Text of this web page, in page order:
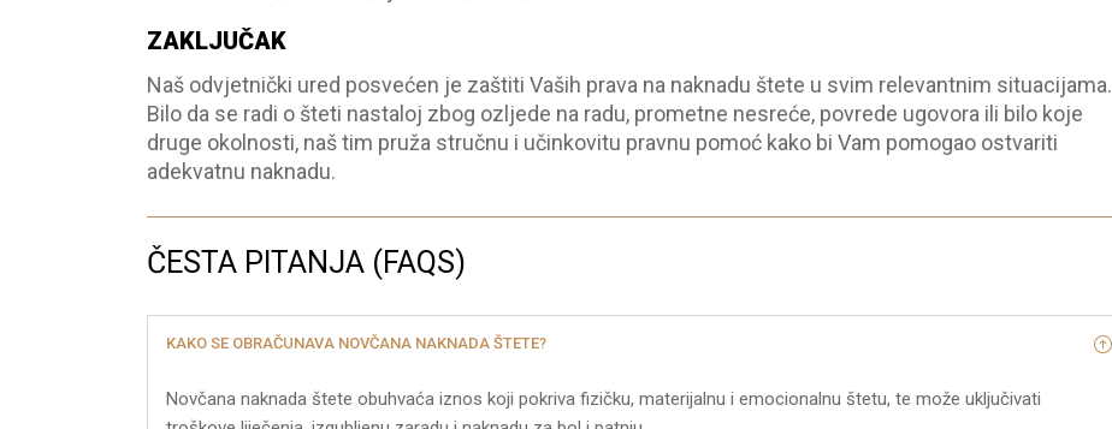
ZAKLJUČAK
Naš odvjetnički ured posvećen je zaštiti Vaših prava na naknadu štete u svim relevantnim situacijama.
Bilo da se radi o šteti nastaloj zbog ozljede na radu, prometne nesreće, povrede ugovora ili bilo koje
druge okolnosti, naš tim pruža stručnu i učinkovitu pravnu pomoć kako bi Vam pomogao ostvariti
adekvatnu naknadu.
ČESTA PITANJA (FAQS)
KAKO SE OBRAČUNAVA NOVČANA NAKNADA ŠTETE?
Novčana naknada štete obuhvaća iznos koji pokriva fizičku, materijalnu i emocionalnu štetu, te može uključivati